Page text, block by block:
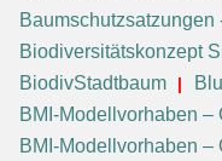
Biodiversitätskonzept
BiodivStadtbaum
BMI-Modellvorhaben –
BMI-Modellvorhaben –